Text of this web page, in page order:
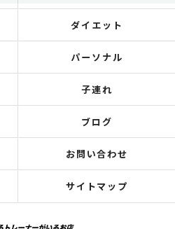
ダイエット
パーソナル
子連れ
ブログ
お問い合わせ
サイトマップ